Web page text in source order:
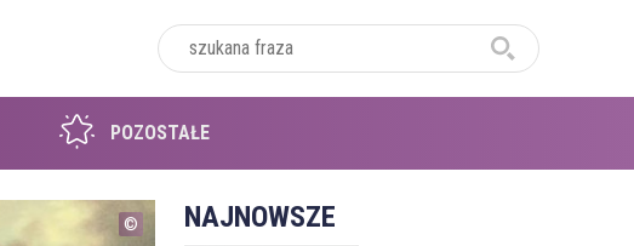
POZOSTAŁE
NAJNOWSZE